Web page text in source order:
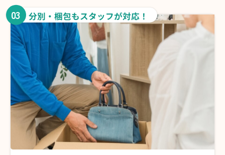
03 分別・梱包もスタッフが対応！